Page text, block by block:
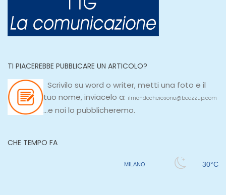
TI PIACEREBBE PUBBLICARE UN ARTICOLO?
Scrivilo su word o writer, metti una foto e il
tuo nome, inviacelo a: ilmondocheiosono@beezzup.com
...e noi lo pubblicheremo.
CHE TEMPO FA